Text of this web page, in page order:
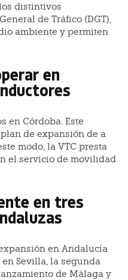
distintivos
de Tráfico (DGT),
ambiente y permiten
en
en Córdoba. Este
de expansión de a
modo, la VTC presta
el servicio de movilidad
en tres
en Andalucía
Sevilla, la segunda
de Málaga y